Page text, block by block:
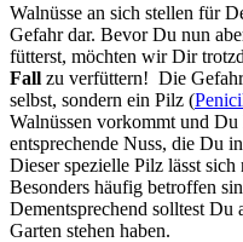
Walnüsse an sich stellen für
Gefahr dar. Bevor Du nun
fütterst, möchten wir Dir
Fall zu verfüttern! Die
selbst, sondern ein Pilz (
Walnüssen vorkommt und
entsprechende Nuss, die Du
Dieser spezielle Pilz lässt
Besonders häufig betroffen
Dementsprechend solltest Du
Garten stehen haben.